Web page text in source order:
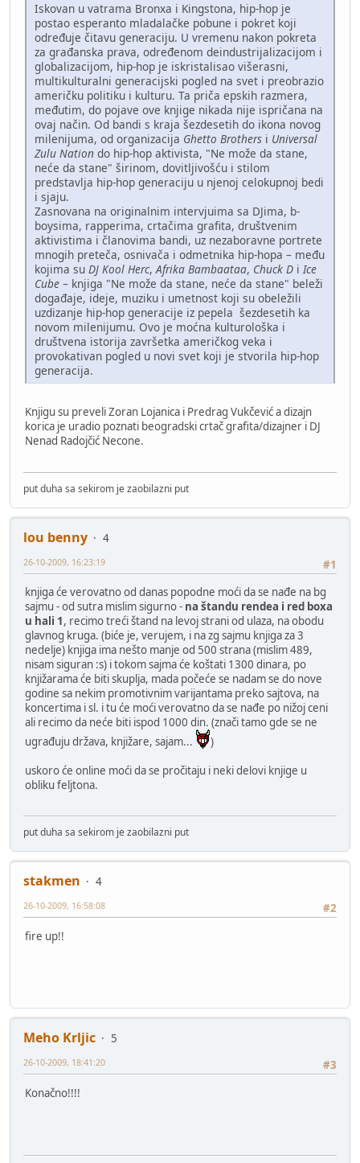
Iskovan u vatrama Bronxa i Kingstona, hip-hop je
postao esperanto mladalačke pobune i pokret koji
određuje čitavu generaciju. U vremenu nakon pokreta
za građanska prava, određenom deindustrijalizacijom i
globalizacijom, hip-hop je iskristalisao višerasni,
multikulturalni generacijski pogled na svet i preobrazio
američku politiku i kulturu. Ta priča epskih razmera,
međutim, do pojave ove knjige nikada nije ispričana na
ovaj način. Od bandi s kraja šezdesetih do ikona novog
milenijuma, od organizacija Ghetto Brothers i Universal
Zulu Nation do hip-hop aktivista, "Ne može da stane,
neće da stane" širinom, dovitljivošću i stilom
predstavlja hip-hop generaciju u njenoj celokupnoj bedi
i sjaju.
Zasnovana na originalnim intervjuima sa DJima, b-
boysima, rapperima, crtačima grafita, društvenim
aktivistima i članovima bandi, uz nezaboravne portrete
mnogih preteča, osnivača i odmetnika hip-hopa – među
kojima su DJ Kool Herc,Afrika Bambaataa, Chuck D iIce
Cube – knjiga "Ne može da stane, neće da stane" beleži
događaje, ideje, muziku i umetnost koji su obeležili
uzdizanje hip-hop generacije iz pepela šezdesetih ka
novom milenijumu. Ovo je moćna kulturološka i
društvena istorija završetka američkog veka i
provokativan pogled u novi svet koji je stvorila hip-hop
generacija.
Knjigu su preveli Zoran Lojanica i Predrag Vukčević a dizajn
korica je uradio poznati beogradski crtač grafita/dizajner i DJ
Nenad Radojčić Necone.
put duha sa sekirom je zaobilazni put
lou benny
4
#1
26-10-2009, 16:23:19
knjiga će verovatno od danas popodne moći da se nađe na bg
sajmu - od sutra mislim sigurno - na štandu rendea i red boxa
u hali 1, recimo treći štand na levoj strani od ulaza, na obodu
glavnog kruga. (biće je, verujem, i na zg sajmu knjiga za 3
nedelje) knjiga ima nešto manje od 500 strana (mislim 489,
nisam siguran :s) i tokom sajma će koštati 1300 dinara, po
knjižarama će biti skuplja, mada počeće se nadam se do nove
godine sa nekim promotivnim varijantama preko sajtova, na
koncertima i sl. i tu će moći verovatno da se nađe po nižoj ceni
ali recimo da neće biti ispod 1000 din. (znači tamo gde se ne
ugrađuju država, knjižare, sajam...
)
uskoro će online moći da se pročitaju i neki delovi knjige u
obliku feljtona.
put duha sa sekirom je zaobilazni put
stakmen
4
#2
26-10-2009, 16:58:08
fire up!!
Meho Krljic
5
#3
26-10-2009, 18:41:20
Konačno!!!!